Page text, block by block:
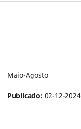
Maio-Agosto
Publicado: 02-12-2024